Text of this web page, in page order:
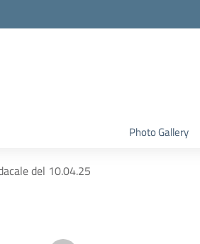
Photo Gallery
del 10.04.25